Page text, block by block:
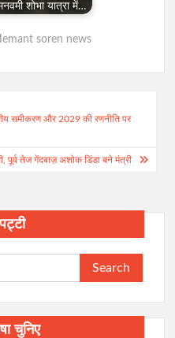
शोभा यात्रा में…
soren news
समीकरण और 2029 की रणनीति पर
पूर्व तेज गेंदबाज़ अशोक डिंडा बने मंत्री
Search
for:
चुनिए